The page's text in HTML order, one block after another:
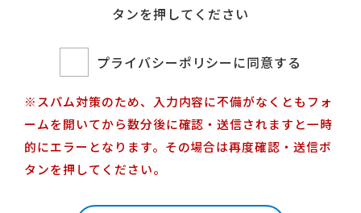
タンを押してください
プライバシーポリシーに同意する
※スパム対策のため、入力内容に不備がなくともフォ
ームを開いてから数分後に確認・送信されますと一時
的にエラーとなります。その場合は再度確認・送信ボ
タンを押してください。